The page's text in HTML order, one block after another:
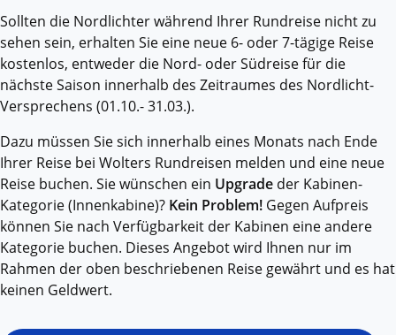
Sollten die Nordlichter während Ihrer Rundreise nicht zu
sehen sein, erhalten Sie eine neue 6- oder 7-tägige Reise
kostenlos, entweder die Nord- oder Südreise für die
nächste Saison innerhalb des Zeitraumes des Nordlicht-
Versprechens (01.10.- 31.03.).
Dazu müssen Sie sich innerhalb eines Monats nach Ende
Ihrer Reise bei Wolters Rundreisen melden und eine neue
Reise buchen. Sie wünschen ein Upgrade der Kabinen-
Kategorie (Innenkabine)? Kein Problem! Gegen Aufpreis
können Sie nach Verfügbarkeit der Kabinen eine andere
Kategorie buchen. Dieses Angebot wird Ihnen nur im
Rahmen der oben beschriebenen Reise gewährt und es hat
keinen Geldwert.